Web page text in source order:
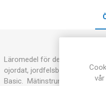
Läromedel för demonstration
ojordat, jordfelsbrytare mm.
Basic. Mätinstrument,